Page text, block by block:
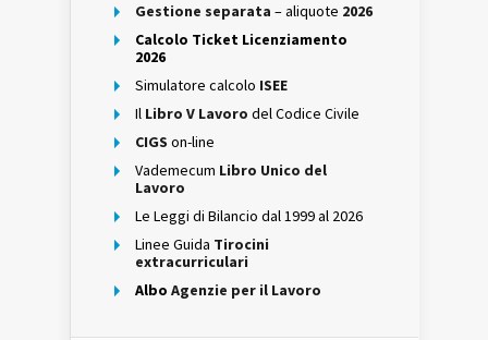
Gestione separata – aliquote 2026
Calcolo Ticket Licenziamento
2026
Simulatore calcolo ISEE
Il Libro V Lavoro del Codice Civile
CIGS on-line
Vademecum Libro Unico del
Lavoro
Le Leggi di Bilancio dal 1999 al 2026
Linee Guida Tirocini
extracurriculari
Albo Agenzie per il Lavoro